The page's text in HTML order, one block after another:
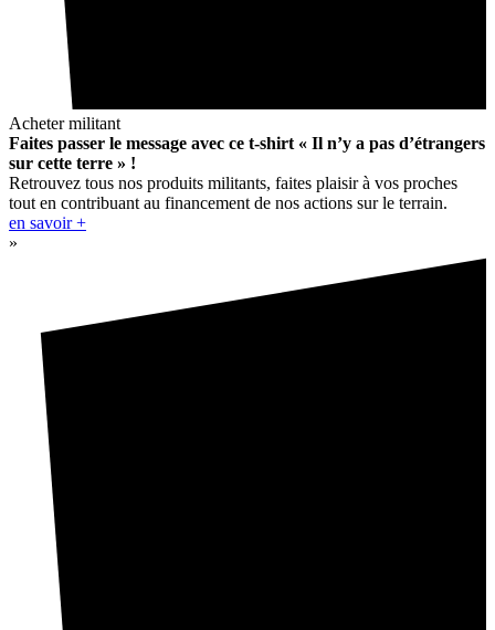
Acheter militant
Faites passer le message avec ce t-shirt « Il n’y a pas d’étrangers
sur cette terre » !
Retrouvez tous nos produits militants, faites plaisir à vos proches
tout en contribuant au financement de nos actions sur le terrain.
en savoir +
»